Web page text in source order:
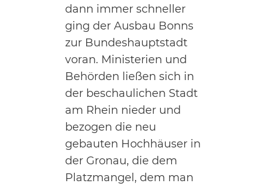
dann immer schneller
ging der Ausbau Bonns
zur Bundeshauptstadt
voran. Ministerien und
Behörden ließen sich in
der beschaulichen Stadt
am Rhein nieder und
bezogen die neu
gebauten Hochhäuser in
der Gronau, die dem
Platzmangel, dem man